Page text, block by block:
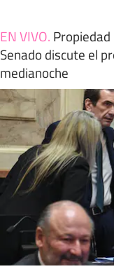
EN VIVO. Propiedad
Senado discute el
medianoche